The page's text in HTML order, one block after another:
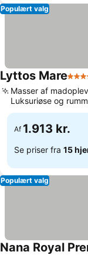
Populært valg
Lyttos Mare5
Masser af
Luksuriøse og
værelser
Af 1.913 kr.
Se priser fra 15
Populært valg
Nana Royal